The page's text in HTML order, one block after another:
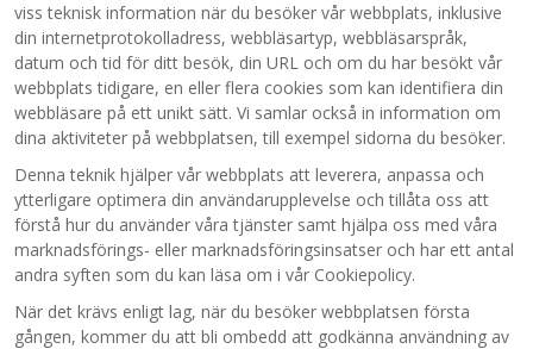
viss teknisk information när du besöker vår webbplats, inklusive
din internetprotokolladress, webbläsartyp, webbläsarspråk,
datum och tid för ditt besök, din URL och om du har besökt vår
webbplats tidigare, en eller flera cookies som kan identifiera din
webbläsare på ett unikt sätt. Vi samlar också in information om
dina aktiviteter på webbplatsen, till exempel sidorna du besöker.
Denna teknik hjälper vår webbplats att leverera, anpassa och
ytterligare optimera din användarupplevelse och tillåta oss att
förstå hur du använder våra tjänster samt hjälpa oss med våra
marknadsförings- eller marknadsföringsinsatser och har ett antal
andra syften som du kan läsa om i vår Cookiepolicy.
När det krävs enligt lag, när du besöker webbplatsen första
gången, kommer du att bli ombedd att godkänna användning av